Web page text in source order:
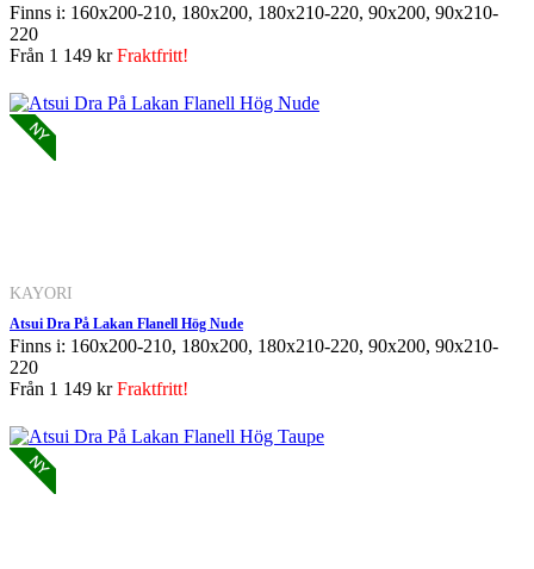
Finns i: 160x200-210, 180x200, 180x210-220, 90x200, 90x210-
220
Från 1 149 krFraktfritt!
KAYORI
Atsui Dra På Lakan Flanell Hög Nude
Finns i: 160x200-210, 180x200, 180x210-220, 90x200, 90x210-
220
Från 1 149 krFraktfritt!